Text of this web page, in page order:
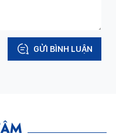
GỬI BÌNH LUẬN